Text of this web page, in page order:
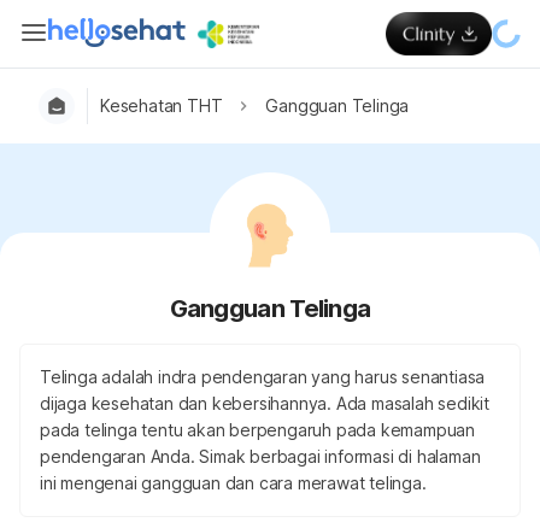
Kesehatan THT Gangguan Telinga
Gangguan Telinga
Telinga adalah indra pendengaran yang harus senantiasa
dijaga kesehatan dan kebersihannya. Ada masalah sedikit
pada telinga tentu akan berpengaruh pada kemampuan
pendengaran Anda. Simak berbagai informasi di halaman
ini mengenai gangguan dan cara merawat telinga.